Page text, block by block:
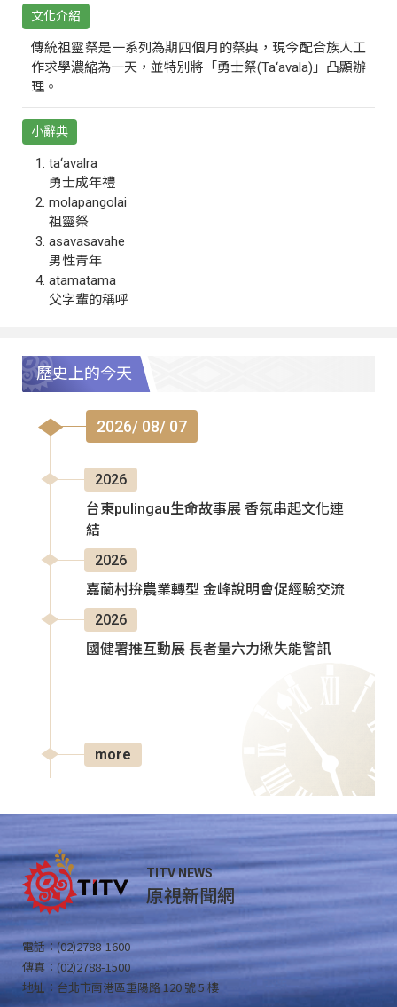
文化介紹
傳統祖靈祭是一系列為期四個月的祭典，現今配合族人工
作求學濃縮為一天，並特別將「勇士祭(Ta‘avala)」凸顯辦
理。
小辭典
ta‘avalra
勇士成年禮
molapangolai
祖靈祭
asavasavahe
男性青年
atamatama
父字輩的稱呼
歷史上的今天
2026/ 08/ 07
2026
台東pulingau生命故事展 香氛串起文化連
結
2026
嘉蘭村拚農業轉型 金峰說明會促經驗交流
2026
國健署推互動展 長者量六力揪失能警訊
more
TITV NEWS
原視新聞網
電話：(02)2788-1600
傳真：(02)2788-1500
地址：台北市南港區重陽路 120 號 5 樓